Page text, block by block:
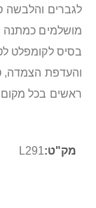
לגברים והלבשה
מושלמים כמתנה
בסיס לקומפלט
והעדפת הצמדה,
ראשים בכל
מידע
L291